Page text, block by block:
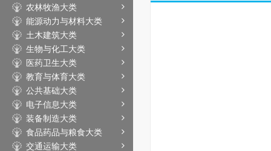
农林牧渔大类
能源动力与材料大类
土木建筑大类
生物与化工大类
医药卫生大类
教育与体育大类
公共基础大类
电子信息大类
装备制造大类
食品药品与粮食大类
交通运输大类